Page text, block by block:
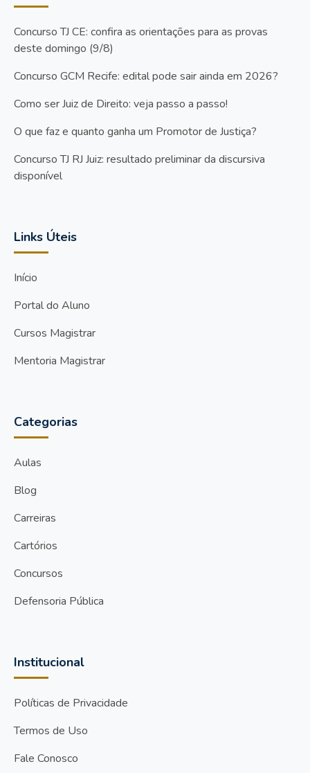
Concurso TJ CE: confira as orientações para as provas
deste domingo (9/8)
Concurso GCM Recife: edital pode sair ainda em 2026?
Como ser Juiz de Direito: veja passo a passo!
O que faz e quanto ganha um Promotor de Justiça?
Concurso TJ RJ Juiz: resultado preliminar da discursiva
disponível
Links Úteis
Início
Portal do Aluno
Cursos Magistrar
Mentoria Magistrar
Categorias
Aulas
Blog
Carreiras
Cartórios
Concursos
Defensoria Pública
Institucional
Políticas de Privacidade
Termos de Uso
Fale Conosco